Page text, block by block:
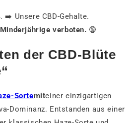
➡️ Unsere CBD-Gehalte.
verboten. 🔞
der CBD-Blüte
Sortemiteiner einzigartigen
Dominanz. Entstanden aus einer